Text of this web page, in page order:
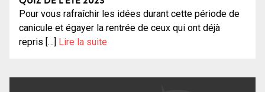
Pour vous rafraîchir les idées durant cette période de
canicule et égayer la rentrée de ceux qui ont déjà
repris […]
Lire la suite